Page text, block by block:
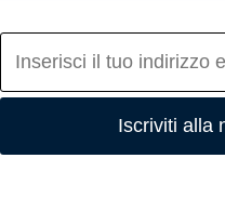
Iscriviti alla